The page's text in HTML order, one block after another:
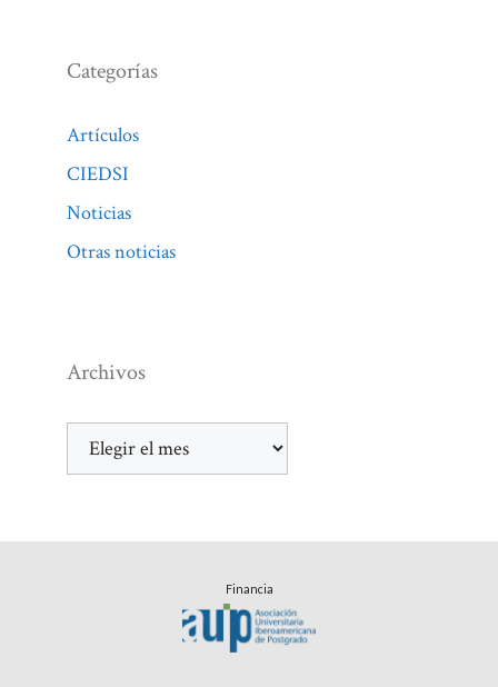
Categorías
Artículos
CIEDSI
Noticias
Otras noticias
Archivos
Archivos
Financia